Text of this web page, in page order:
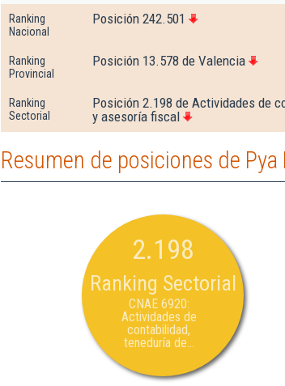
Ranking
Nacional
Posición 242.501
Ranking
Provincial
Posición 13.578 de Valencia
Ranking
Sectorial
Posición 2.198 de Actividades de
y asesoría fiscal
Resumen de posiciones de
2.198
Ranking Sectorial
CNAE 6920:
Actividades de
contabilidad,
teneduría de...